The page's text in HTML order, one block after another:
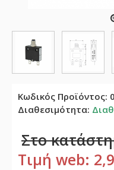
Κωδικός Προϊόντος:
Διαθεσιμότητα:
Στο
Τιμή web: